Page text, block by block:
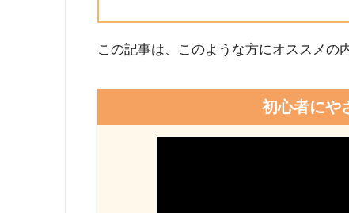
この記事は、このような方にオススメの
初心者にや